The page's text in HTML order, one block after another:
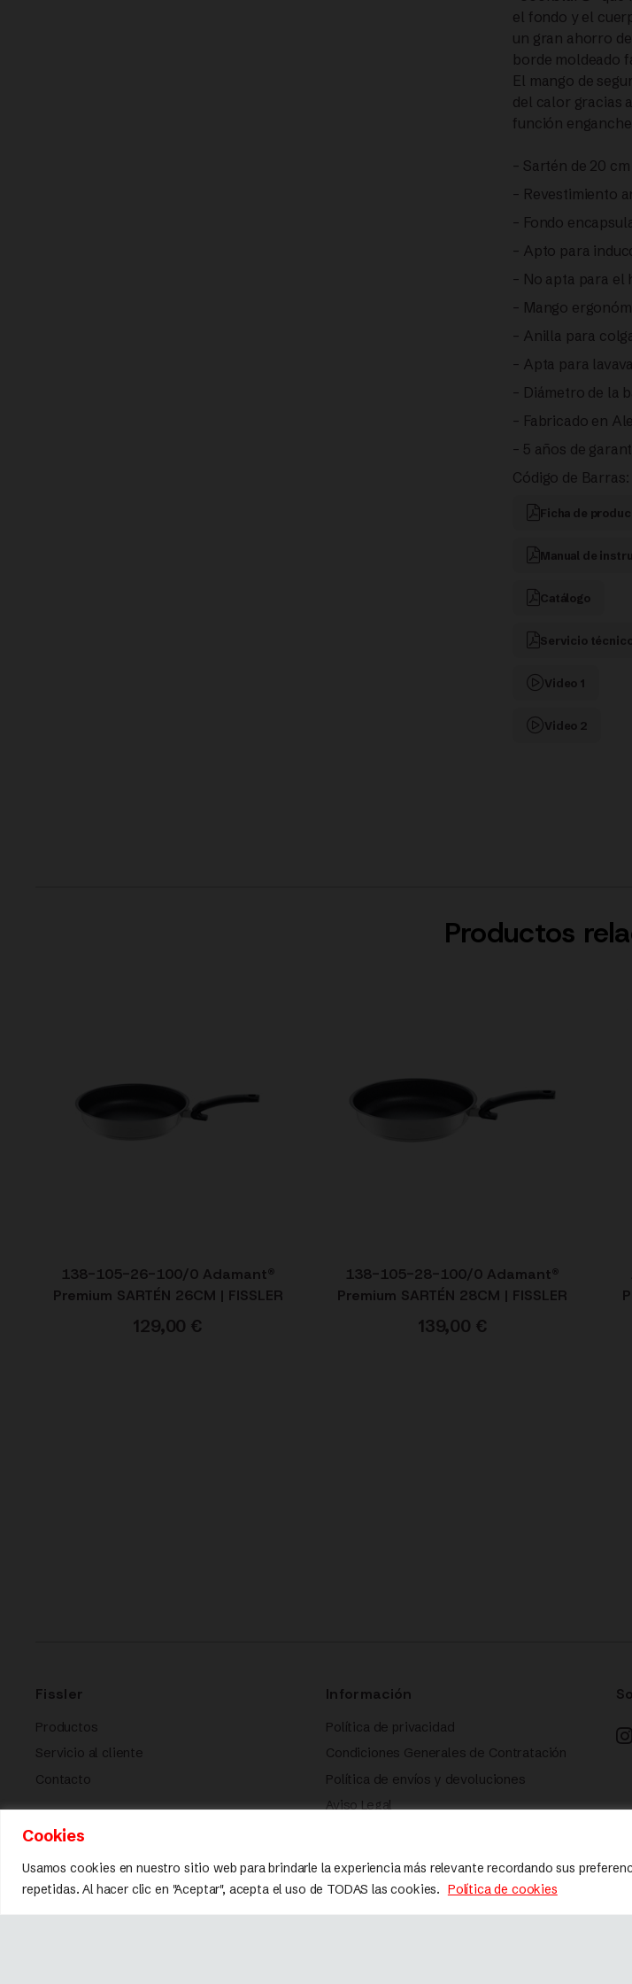
Cookies
Usamos cookies en nuestro sitio web para brindarle la experiencia más relevante recordando sus
repetidas. Al hacer clic en "Aceptar", acepta el uso de TODAS las cookies. Política de cookies
20CM
|
FISSLER
cantidad
el fondo y el
un gran ahorro
borde moldeado
El mango de
del calor gracias
función
– Sartén de 20 cm
– Revestimiento
– Fondo
– Apto para
– No apta para el
– Mango
– Anilla para
– Apta para
– Diámetro de la
– Fabricado en
– 5 años de
Código de
Ficha de
Manual de
Catálogo
Servicio
Video 1
Video 2
Productos
138-105-26-100/0 Adamant®
Premium SARTÉN 26CM | FISSLER
129,00 €
138-105-28-100/0 Adamant®
Premium SARTÉN 28CM | FISSLER
139,00 €
Fissler
Productos
Servicio al cliente
Contacto
Información
Política de privacidad
Condiciones Generales de Contratación
Política de envíos y devoluciones
Aviso Legal